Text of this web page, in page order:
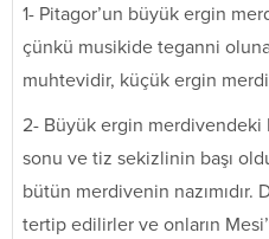
1- Pitagor’un büyük ergin
çünkü musikide teganni
muhtevidir, küçük ergin
2- Büyük ergin
sonu ve tiz sekizlinin başı
bütün merdivenin nazımıdır.
tertip edilirler ve onların